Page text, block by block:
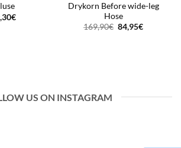
€Aktueller
Drykorn Before wide-leg
Hose
169,90€ Ursprünglicher
Preis
84,95€Aktueller
US ON INSTAGRAM